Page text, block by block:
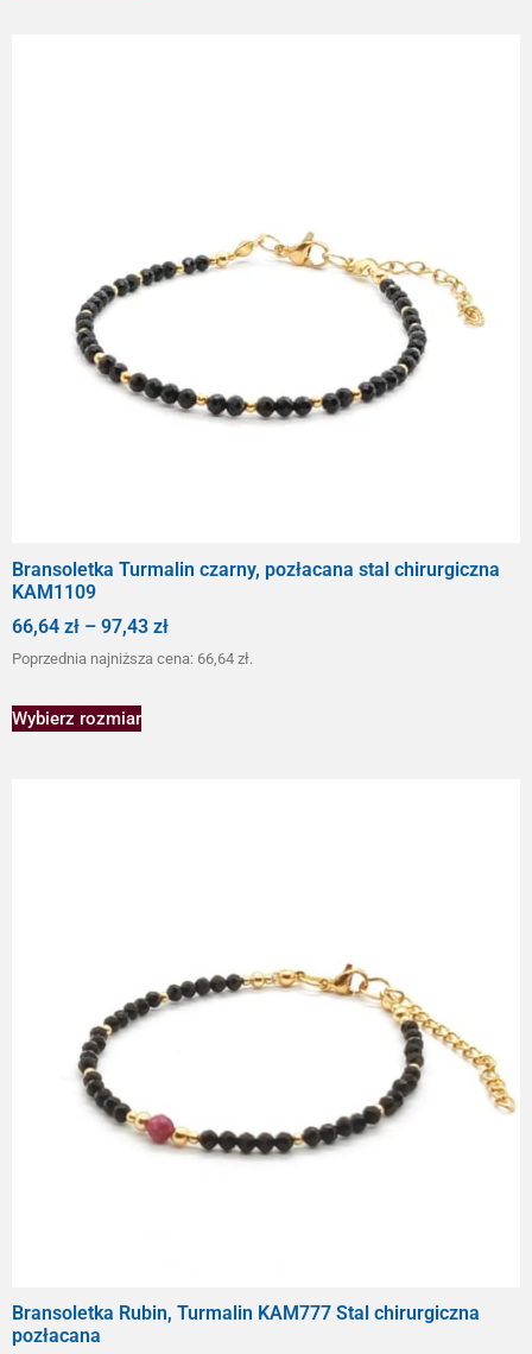
Bransoletka Turmalin czarny, pozłacana stal chirurgiczna
KAM1109
66,64 zł – 97,43 zł
Poprzednia najniższa cena: 66,64 zł.
Wybierz rozmiar
Bransoletka Rubin, Turmalin KAM777 Stal chirurgiczna
pozłacana